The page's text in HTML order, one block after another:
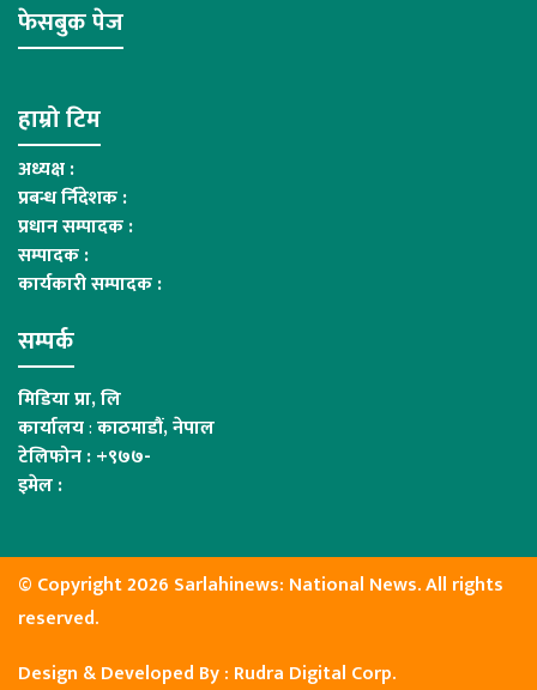
फेसबुक पेज
हाम्रो टिम
अध्यक्ष :
प्रबन्ध र्निदेशक :
प्रधान सम्पादक :
सम्पादक :
कार्यकारी सम्पादक :
सम्पर्क
मिडिया प्रा, लि
कार्यालय:काठमाडौं, नेपाल
टेलिफोन : +९७७-
इमेल :
© Copyright 2026 Sarlahinews: National News. All rights
reserved.
Design & Developed By : Rudra Digital Corp.